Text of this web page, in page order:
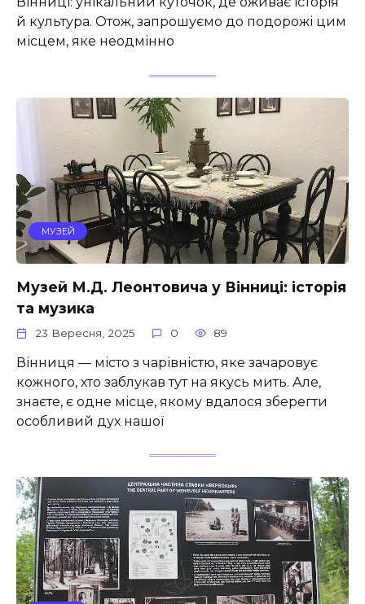
й культура. Отож, запрошуємо до подорожі цим
місцем, яке неодмінно
МУЗЕЙ
Музей М.Д. Леонтовича у Вінниці: історія
та музика
23 Вересня, 2025 0 89
Вінниця — місто з чарівністю, яке зачаровує
кожного, хто заблукав тут на якусь мить. Але,
знаєте, є одне місце, якому вдалося зберегти
особливий дух нашої